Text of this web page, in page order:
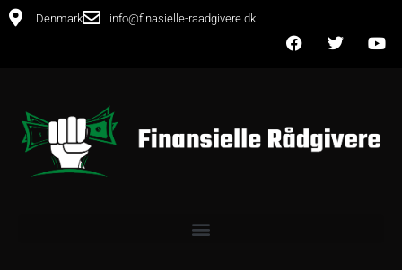
Denmark info@finasielle-raadgivere.dk